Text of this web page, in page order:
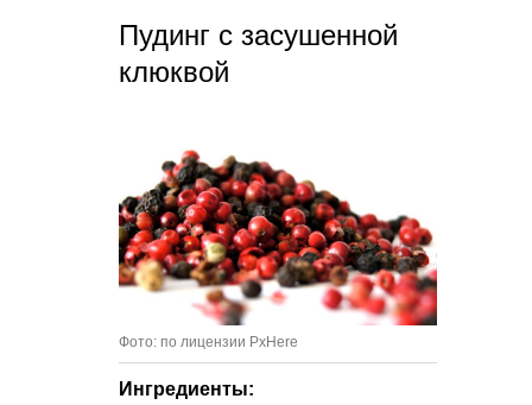
Пудинг с засушенной
клюквой
Фото: по лицензии PxHere
Ингредиенты: